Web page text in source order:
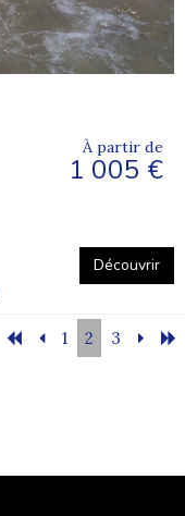
À partir de
1 005 €
Découvrir
1 2 3